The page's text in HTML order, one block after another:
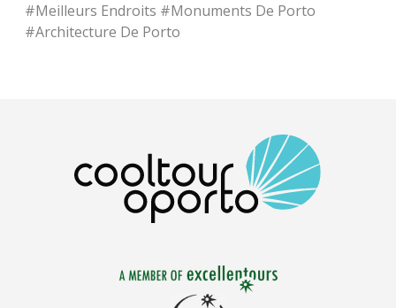
#Meilleurs Endroits #Monuments De Porto
#Architecture De Porto